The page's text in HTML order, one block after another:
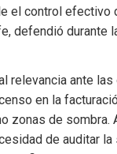
el control efectivo
defendió durante
relevancia ante las
en la
zonas de sombra.
de auditar la